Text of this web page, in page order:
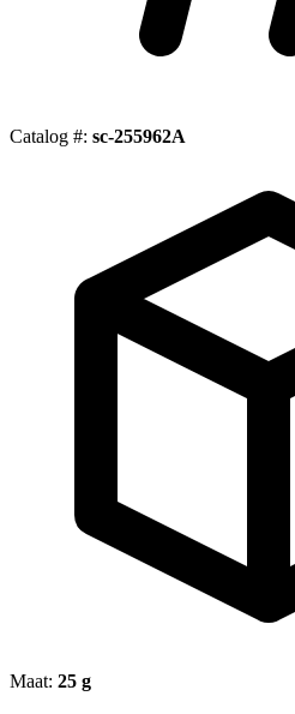
Catalog #: sc-255962A
Maat: 25 g